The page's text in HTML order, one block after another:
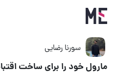
سورنا رضایی